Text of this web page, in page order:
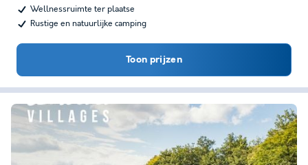
Wellnessruimte ter plaatse
Rustige en natuurlijke camping
Toon prijzen